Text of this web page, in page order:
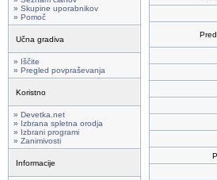
» Skupine uporabnikov
» Pomoč
Učna gradiva
» Iščite
» Pregled povpraševanja
Koristno
» Devetka.net
» Izbrana spletna orodja
» Izbrani programi
» Zanimivosti
Informacije